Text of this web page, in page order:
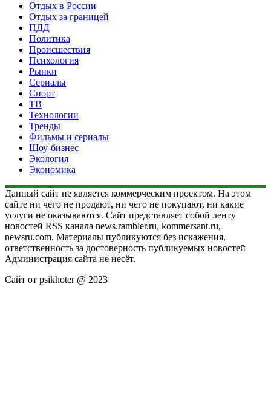
Отдых в России
Отдых за границей
ПДД
Политика
Происшествия
Психология
Рынки
Сериалы
Спорт
ТВ
Технологии
Тренды
Фильмы и сериалы
Шоу-бизнес
Экология
Экономика
Данный сайт не является коммерческим проектом. На этом
сайте ни чего не продают, ни чего не покупают, ни какие
услуги не оказываются. Сайт представляет собой ленту
новостей RSS канала news.rambler.ru, kommersant.ru,
newsru.com. Материалы публикуются без искажения,
ответственность за достоверность публикуемых новостей
Администрация сайта не несёт.
Сайт от psikhoter @ 2023